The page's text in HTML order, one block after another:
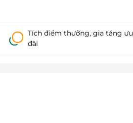
Tích điểm thưởng, gia tăng ưu
đãi